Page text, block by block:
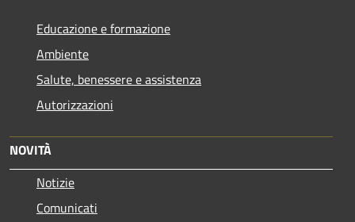
Educazione e formazione
Ambiente
Salute, benessere e assistenza
Autorizzazioni
NOVITÀ
Notizie
Comunicati